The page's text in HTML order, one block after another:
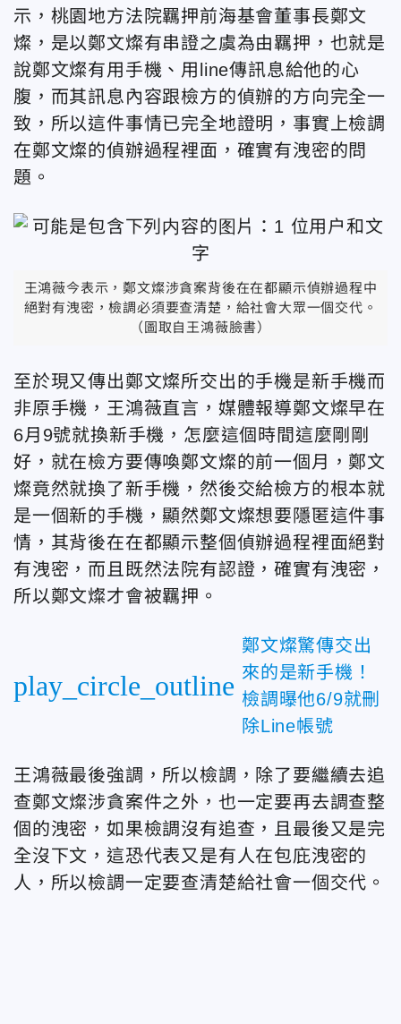
示，桃園地方法院羈押前海基會董事長鄭文
燦，是以鄭文燦有串證之虞為由羈押，也就是
說鄭文燦有用手機、用line傳訊息給他的心
腹，而其訊息內容跟檢方的偵辦的方向完全一
致，所以這件事情已完全地證明，事實上檢調
在鄭文燦的偵辦過程裡面，確實有洩密的問
題。
王鴻薇今表示，鄭文燦涉貪案背後在在都顯示偵辦過程中
絕對有洩密，檢調必須要查清楚，給社會大眾一個交代。
（圖取自王鴻薇臉書）
至於現又傳出鄭文燦所交出的手機是新手機而
非原手機，王鴻薇直言，媒體報導鄭文燦早在
6月9號就換新手機，怎麼這個時間這麼剛剛
好，就在檢方要傳喚鄭文燦的前一個月，鄭文
燦竟然就換了新手機，然後交給檢方的根本就
是一個新的手機，顯然鄭文燦想要隱匿這件事
情，其背後在在都顯示整個偵辦過程裡面絕對
有洩密，而且既然法院有認證，確實有洩密，
所以鄭文燦才會被羈押。
play_circle_outline
鄭文燦驚傳交出
來的是新手機！
檢調曝他6/9就刪
除Line帳號
王鴻薇最後強調，所以檢調，除了要繼續去追
查鄭文燦涉貪案件之外，也一定要再去調查整
個的洩密，如果檢調沒有追查，且最後又是完
全沒下文，這恐代表又是有人在包庇洩密的
人，所以檢調一定要查清楚給社會一個交代。